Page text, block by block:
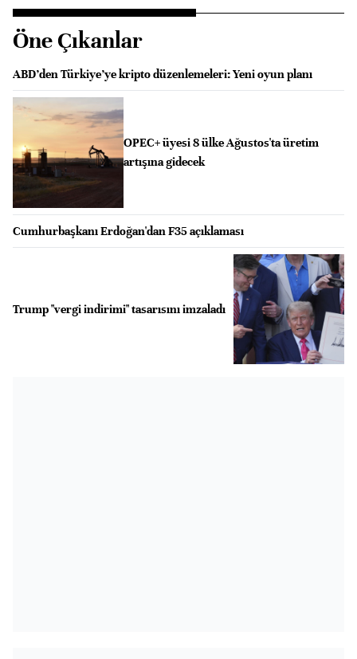
Öne Çıkanlar
ABD’den Türkiye’ye kripto düzenlemeleri: Yeni oyun planı
OPEC+ üyesi 8 ülke Ağustos'ta üretim
artışına gidecek
Cumhurbaşkanı Erdoğan'dan F35 açıklaması
Trump "vergi indirimi" tasarısını imzaladı